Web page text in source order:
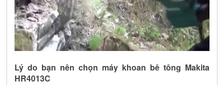
Lý do bạn nên chọn máy khoan bê tông Makita
HR4013C